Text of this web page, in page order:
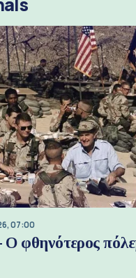
07:00
Ο φθηνότερος